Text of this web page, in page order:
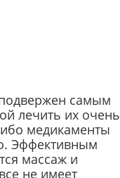
самым
лечить их очень
медикаменты
Эффективным
массаж и
не имеет